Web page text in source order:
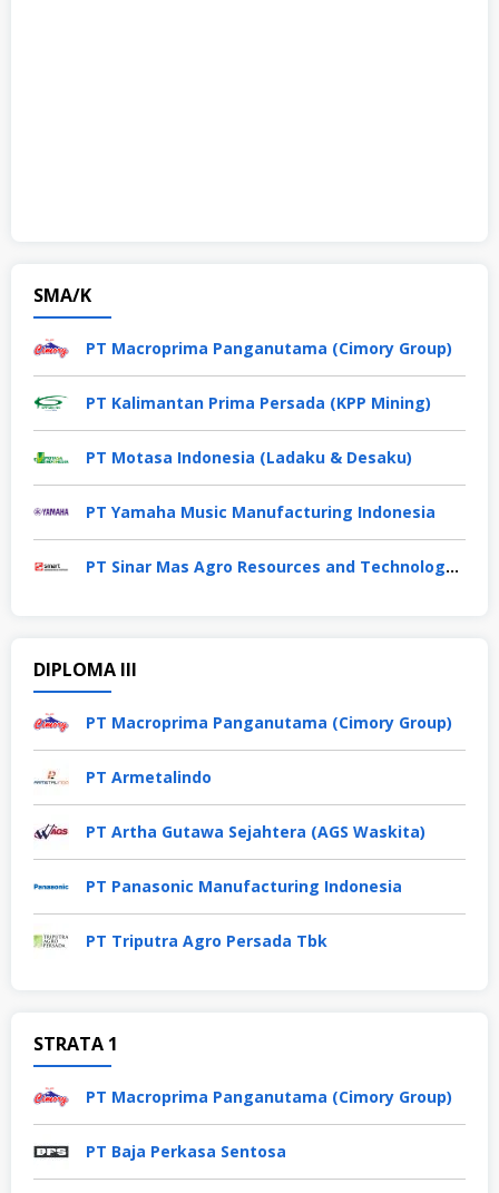
SMA/K
PT Macroprima Panganutama (Cimory Group)
PT Kalimantan Prima Persada (KPP Mining)
PT Motasa Indonesia (Ladaku & Desaku)
PT Yamaha Music Manufacturing Indonesia
PT Sinar Mas Agro Resources and Technology Tbk
DIPLOMA III
PT Macroprima Panganutama (Cimory Group)
PT Armetalindo
PT Artha Gutawa Sejahtera (AGS Waskita)
PT Panasonic Manufacturing Indonesia
PT Triputra Agro Persada Tbk
STRATA 1
PT Macroprima Panganutama (Cimory Group)
PT Baja Perkasa Sentosa